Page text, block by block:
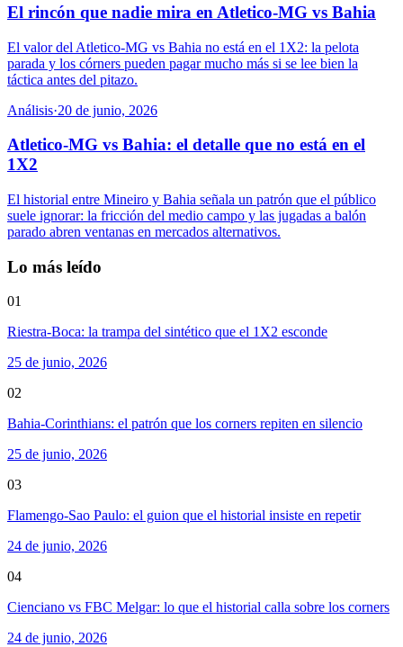
El rincón que nadie mira en Atletico-MG vs Bahia
El valor del Atletico-MG vs Bahia no está en el 1X2: la pelota
parada y los córners pueden pagar mucho más si se lee bien la
táctica antes del pitazo.
Análisis·20 de junio, 2026
Atletico-MG vs Bahia: el detalle que no está en el
1X2
El historial entre Mineiro y Bahia señala un patrón que el público
suele ignorar: la fricción del medio campo y las jugadas a balón
parado abren ventanas en mercados alternativos.
Lo más leído
01
Riestra-Boca: la trampa del sintético que el 1X2 esconde
25 de junio, 2026
02
Bahia-Corinthians: el patrón que los corners repiten en silencio
25 de junio, 2026
03
Flamengo-Sao Paulo: el guion que el historial insiste en repetir
24 de junio, 2026
04
Cienciano vs FBC Melgar: lo que el historial calla sobre los corners
24 de junio, 2026